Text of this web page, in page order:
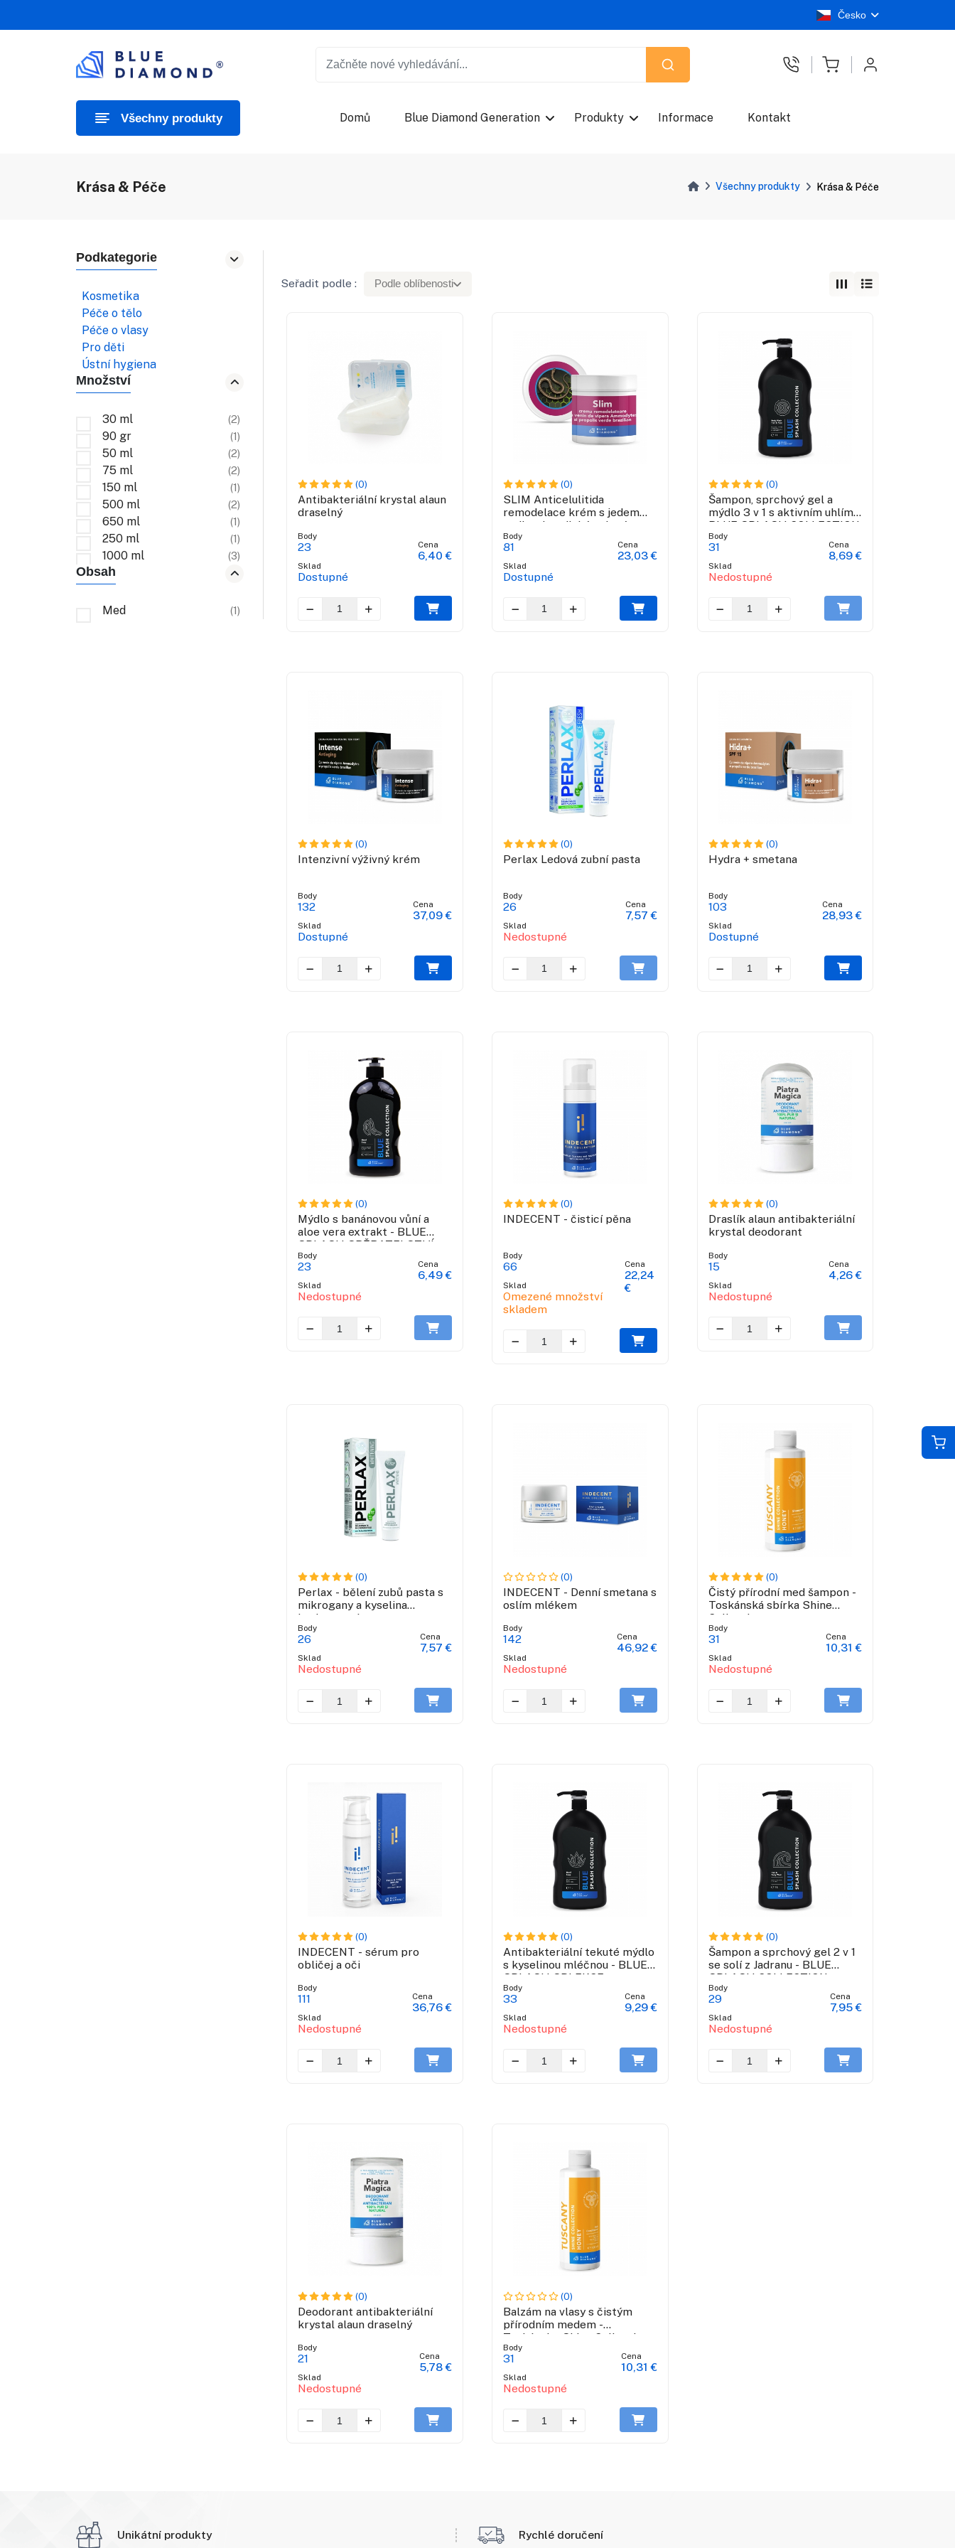
Česko
Všechny produkty Domů Blue Diamond Generation Produkty Informace Kontakt
Krása & Péče Všechny produkty Krása & Péče
Podkategorie
Kosmetika
Péče o tělo
Péče o vlasy
Pro děti
Ústní hygiena
Množství
30 ml (2)
90 gr (1)
50 ml (2)
75 ml (2)
150 ml (1)
500 ml (2)
650 ml (1)
250 ml (1)
1000 ml (3)
Obsah
Med (1)
Seřadit podle : Podle oblíbenosti
(0)
Antibakteriální krystal alaun
draselný
Body
23
Sklad
Dostupné
Cena
6,40 €
(0)
SLIM Anticelulitida
remodelace krém s jedem
zmije a brazilské zelené
propolis
Body
81
Sklad
Dostupné
Cena
23,03 €
(0)
Šampon, sprchový gel a
mýdlo 3 v 1 s aktivním uhlím -
BLUE SPLASH COLLECTION
Body
31
Sklad
Nedostupné
Cena
8,69 €
(0)
Intenzivní výživný krém
Body
132
Sklad
Dostupné
Cena
37,09 €
(0)
Perlax Ledová zubní pasta
Body
26
Sklad
Nedostupné
Cena
7,57 €
(0)
Hydra + smetana
Body
103
Sklad
Dostupné
Cena
28,93 €
(0)
Mýdlo s banánovou vůní a
aloe vera extrakt - BLUE
SPLASH SBĚRATELSTVÍ
Body
23
Sklad
Nedostupné
Cena
6,49 €
(0)
INDECENT - čisticí pěna
Body
66
Sklad
Omezené množství
skladem
Cena
22,24
€
(0)
Draslík alaun antibakteriální
krystal deodorant
Body
15
Sklad
Nedostupné
Cena
4,26 €
(0)
Perlax - bělení zubů pasta s
mikrogany a kyselina
hyaluronová
Body
26
Sklad
Nedostupné
Cena
7,57 €
(0)
INDECENT - Denní smetana s
oslím mlékem
Body
142
Sklad
Nedostupné
Cena
46,92 €
(0)
Čistý přírodní med šampon -
Toskánská sbírka Shine
Collection
Body
31
Sklad
Nedostupné
Cena
10,31 €
(0)
INDECENT - sérum pro
obličej a oči
Body
111
Sklad
Nedostupné
Cena
36,76 €
(0)
Antibakteriální tekuté mýdlo
s kyselinou mléčnou - BLUE
SPLASH SPLEKCE
Body
33
Sklad
Nedostupné
Cena
9,29 €
(0)
Šampon a sprchový gel 2 v 1
se solí z Jadranu - BLUE
SPLASH COLLECTION
Body
29
Sklad
Nedostupné
Cena
7,95 €
(0)
Deodorant antibakteriální
krystal alaun draselný
Body
21
Sklad
Nedostupné
Cena
5,78 €
(0)
Balzám na vlasy s čistým
přírodním medem -
Toskánsko Shine Collection
Body
31
Sklad
Nedostupné
Cena
10,31 €
Unikátní produkty Rychlé doručení